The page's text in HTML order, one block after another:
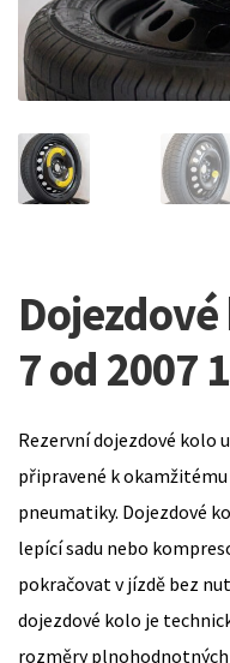
Dojezdové
7 od 2007
Rezervní dojezdové kolo
připravené k
pneumatiky. Dojezdové
lepící sadu nebo
pokračovat v jízdě bez
dojezdové kolo je
rozměry